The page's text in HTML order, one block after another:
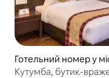
Готельний номер у
Кутумба, бутик-